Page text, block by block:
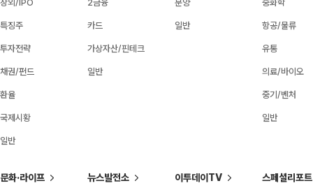
장외/IPO
특징주
투자전략
채권/펀드
환율
국제시황
일반
2금융
카드
가상자산/핀테크
일반
분양
일반
중화학
항공/물류
유통
의료/바이오
중기/벤처
일반
문화·라이프 뉴스발전소 이투데이TV 스페셜리포트